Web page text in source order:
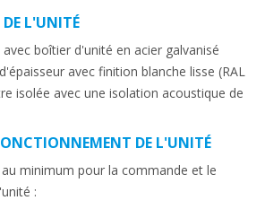
L'UNITÉ
boîtier d'unité en acier galvanisé
avec finition blanche lisse (RAL
isolée avec une isolation acoustique de
DE L'UNITÉ
minimum pour la commande et le
: